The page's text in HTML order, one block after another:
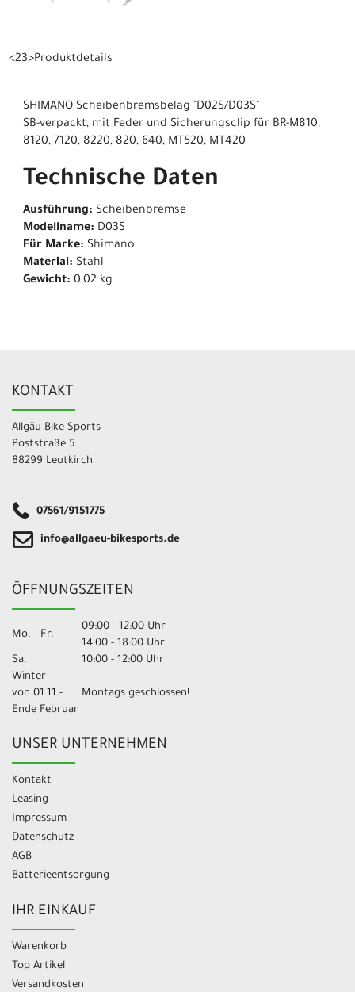
<23>Produktdetails
SHIMANO Scheibenbremsbelag "D02S/D03S"
SB-verpackt, mit Feder und Sicherungsclip für BR-M810,
8120, 7120, 8220, 820, 640, MT520, MT420
Technische Daten
Ausführung: Scheibenbremse
Modellname: D03S
Für Marke: Shimano
Material: Stahl
Gewicht: 0,02 kg
KONTAKT
Allgäu Bike Sports
Poststraße 5
88299 Leutkirch
07561/9151775
info@allgaeu-bikesports.de
ÖFFNUNGSZEITEN
Mo. - Fr.
09:00 - 12:00 Uhr
14:00 - 18:00 Uhr
Sa.
10:00 - 12:00 Uhr
Winter
von 01.11.-
Ende Februar
Montags geschlossen!
UNSER UNTERNEHMEN
Kontakt
Leasing
Impressum
Datenschutz
AGB
Batterieentsorgung
IHR EINKAUF
Warenkorb
Top Artikel
Versandkosten